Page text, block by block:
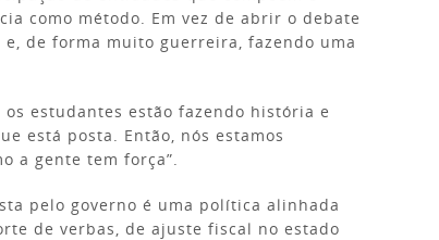
como método. Em vez de abrir o debate
de forma muito guerreira, fazendo uma
estudantes estão fazendo história e
está posta. Então, nós estamos
a gente tem força”.
pelo governo é uma política alinhada
de verbas, de ajuste fiscal no estado